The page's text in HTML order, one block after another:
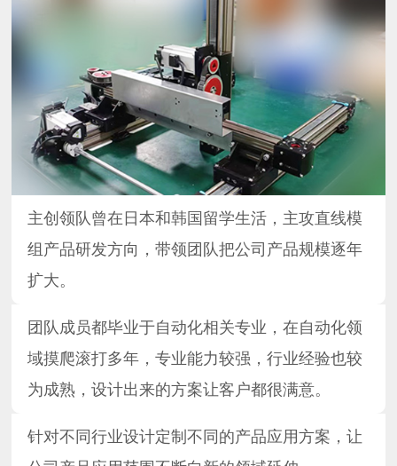
主创领队曾在日本和韩国留学生活，主攻直线模
组产品研发方向，带领团队把公司产品规模逐年
扩大。
团队成员都毕业于自动化相关专业，在自动化领
域摸爬滚打多年，专业能力较强，行业经验也较
为成熟，设计出来的方案让客户都很满意。
针对不同行业设计定制不同的产品应用方案，让